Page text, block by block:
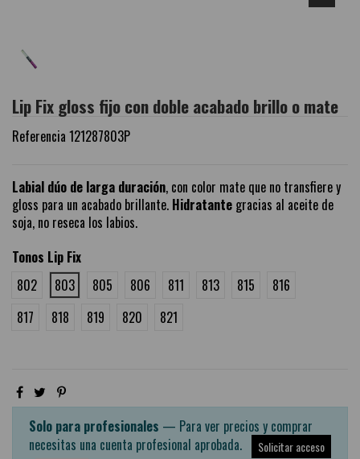
Lip Fix gloss fijo con doble acabado brillo o mate
Referencia 121287803P
Labial dúo de larga duración, con color mate que no transfiere y
gloss para un acabado brillante. Hidratante gracias al aceite de
soja, no reseca los labios.
Tonos Lip Fix
802
803 805 806 811 813 815
816
817
818 819 820 821
Solo para profesionales — Para ver precios y comprar
necesitas una cuenta profesional aprobada.
Solicitar acceso